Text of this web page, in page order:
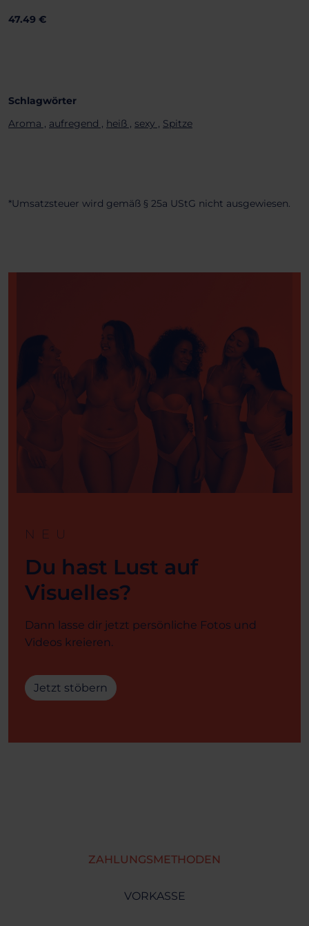
47.49 €
Schlagwörter
Aroma , aufregend , heiß , sexy , Spitze
*Umsatzsteuer wird gemäß § 25a UStG nicht ausgewiesen.
NEU
Du hast Lust auf
Visuelles?
Dann lasse dir jetzt persönliche Fotos und
Videos kreieren.
Jetzt stöbern
ZAHLUNGSMETHODEN
VORKASSE